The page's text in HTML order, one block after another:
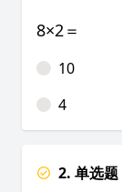
8×2＝
10
4
2. 单选题